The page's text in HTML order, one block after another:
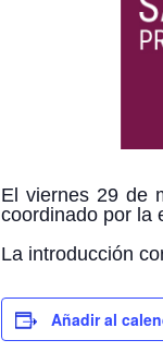
El viernes 29 de
coordinado por la
La introducción
Añadir al